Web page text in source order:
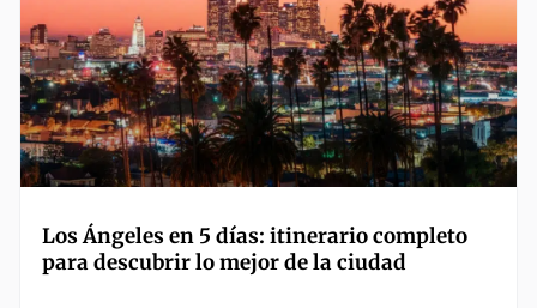
Los Ángeles en 5 días: itinerario completo
para descubrir lo mejor de la ciudad